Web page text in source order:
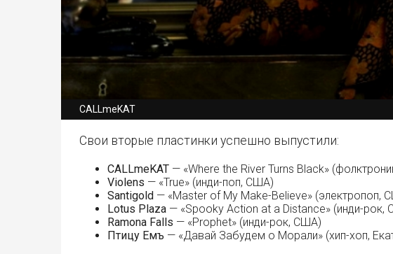
CALLmeKAT
Свои вторые пластинки успешно выпустили:
CALLmeKAT— «Where the River Turns Black»
Violens — «True» (инди-поп, США)
Santigold— «Master of My Make-Believe» (электропоп,
Lotus Plaza— «Spooky Action at a Distance» (инди-рок,
Ramona Falls — «Prophet» (инди-рок, США)
Птицу Емъ — «Давай Забудем о Морали» (хип-хоп,